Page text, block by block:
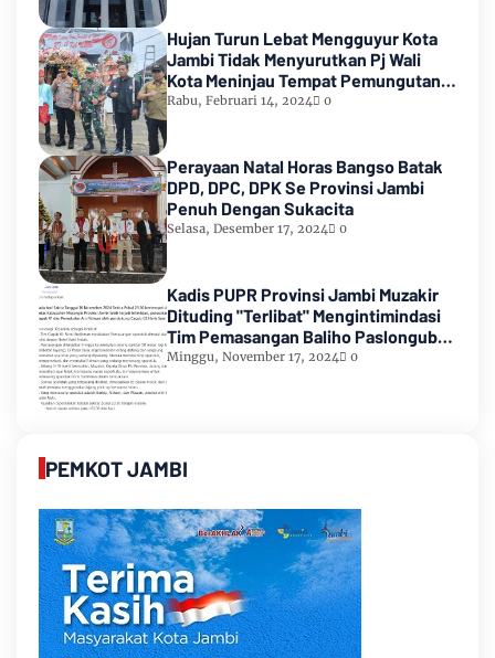
Hujan Turun Lebat Mengguyur Kota
Jambi Tidak Menyurutkan Pj Wali
Kota Meninjau Tempat Pemungutan
Suara Pemilu 2024
Rabu, Februari 14, 2024 0
Perayaan Natal Horas Bangso Batak
DPD, DPC, DPK Se Provinsi Jambi
Penuh Dengan Sukacita
Selasa, Desember 17, 2024 0
Kadis PUPR Provinsi Jambi Muzakir
Dituding "Terlibat" Mengintimindasi
Tim Pemasangan Baliho Paslongub
Romi-Sudirman
Minggu, November 17, 2024 0
PEMKOT JAMBI